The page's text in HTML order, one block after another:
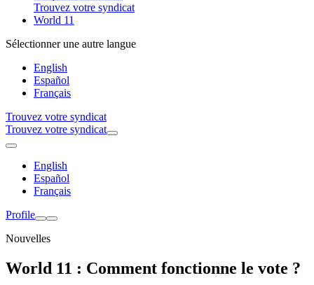
Trouvez votre syndicat
World 11
Sélectionner une autre langue
English
Español
Français
Trouvez votre syndicat
Trouvez votre syndicat
English
Español
Français
Profile
Nouvelles
World 11 : Comment fonctionne le vote ?